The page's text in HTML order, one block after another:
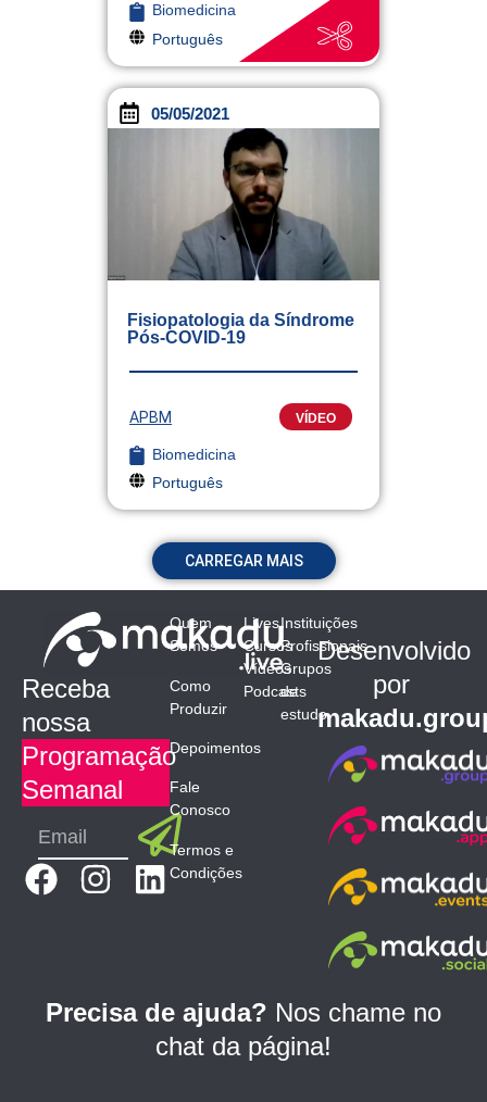
Biomedicina
Português
05/05/2021
Fisiopatologia da Síndrome
Pós-COVID-19
APBM VÍDEO
Biomedicina
Português
CARREGAR MAIS
Receba
nossa
Programação
Semanal
Submit
F
b
I
a
L
e
d
Quem
Somos
Como
Produzir
Depoimentos
Fale
Conosco
Termos e
Condições
Lives
Cursos
Vídeos
Podcasts
Instituições
Profissionais
Grupos
de
estudo
Desenvolvido
por
Precisa de ajuda? Nos chame no
chat da página!